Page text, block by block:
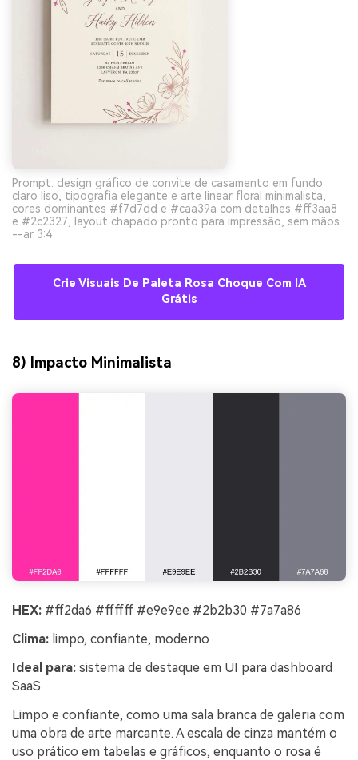
Prompt: design gráfico de convite de casamento em fundo
claro liso, tipografia elegante e arte linear floral minimalista,
cores dominantes #f7d7dd e #caa39a com detalhes #ff3aa8
e #2c2327, layout chapado pronto para impressão, sem mãos
--ar 3:4
Crie Visuais De Paleta Rosa Choque Com IA
Grátis
8) Impacto Minimalista
HEX: #ff2da6 #ffffff #e9e9ee #2b2b30 #7a7a86
Clima: limpo, confiante, moderno
Ideal para: sistema de destaque em UI para dashboard
SaaS
Limpo e confiante, como uma sala branca de galeria com
uma obra de arte marcante. A escala de cinza mantém o
uso prático em tabelas e gráficos, enquanto o rosa é